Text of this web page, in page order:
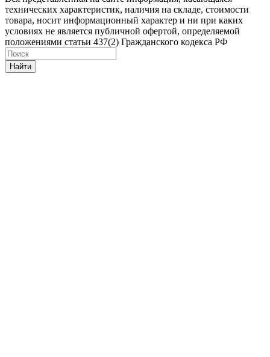
технических характеристик, наличия на складе, стоимости
товара, носит информационный характер и ни при каких
условиях не является публичной офертой, определяемой
положениями статьи 437(2) Гражданского кодекса РФ
Найти